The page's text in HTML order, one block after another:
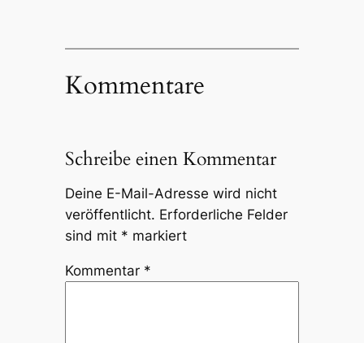
Kommentare
Schreibe einen Kommentar
Deine E-Mail-Adresse wird nicht
veröffentlicht. Erforderliche Felder
sind mit * markiert
Kommentar *